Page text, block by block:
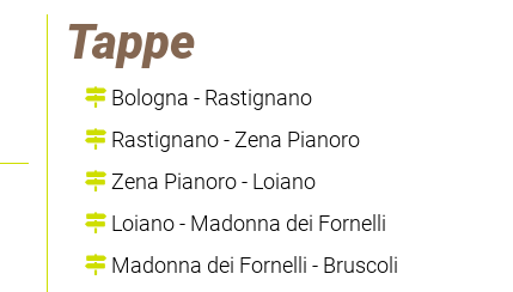
Tappe
Bologna - Rastignano
Rastignano - Zena Pianoro
Zena Pianoro - Loiano
Loiano - Madonna dei Fornelli
Madonna dei Fornelli - Bruscoli